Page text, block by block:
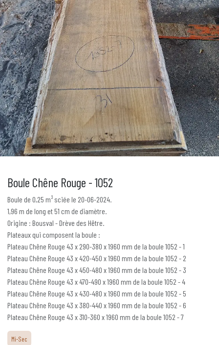
Boule Chêne Rouge - 1052
Boule de 0,25 m³ sciée le 20-06-2024.
1,96 m de long et 51 cm de diamètre.
Origine : Bousval - Drève des Hêtre.
Plateaux qui composent la boule :
Plateau Chêne Rouge 43 x 290-380 x 1960 mm de la boule 1052 - 1
Plateau Chêne Rouge 43 x 420-450 x 1960 mm de la boule 1052 - 2
Plateau Chêne Rouge 43 x 450-480 x 1960 mm de la boule 1052 - 3
Plateau Chêne Rouge 43 x 470-490 x 1960 mm de la boule 1052 - 4
Plateau Chêne Rouge 43 x 430-480 x 1960 mm de la boule 1052 - 5
Plateau Chêne Rouge 43 x 380-440 x 1960 mm de la boule 1052 - 6
Plateau Chêne Rouge 43 x 310-360 x 1960 mm de la boule 1052 - 7
Mi-Sec